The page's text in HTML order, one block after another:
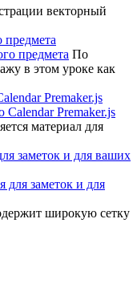
векторный
По
в этом уроке как
Premaker.js
материал для
заметок и для ваших
широкую сетку